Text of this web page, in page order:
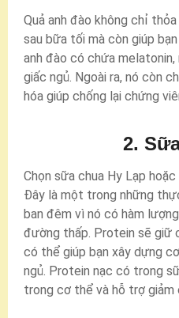
Quả anh đào không chỉ
sau bữa tối mà còn giúp
anh đào có chứa
giấc ngủ. Ngoài ra, nó còn
hóa giúp chống lại chứng
2.
Chọn sữa chua Hy Lạp
Đây là một trong những
ban đêm vì nó có hàm
đường thấp. Protein sẽ giữ
có thể giúp bạn xây dựng
ngủ. Protein nạc có trong
trong cơ thể và hỗ trợ giảm